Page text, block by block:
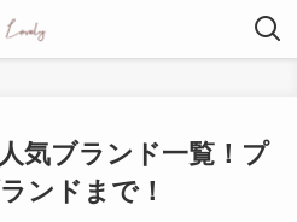
気ブランド一覧！プ
ンドまで！